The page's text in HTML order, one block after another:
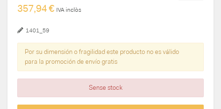
357,94 € IVA inclòs
1401_59
Por su dimensión o fragilidad este producto no es válido
para la promoción de envío gratis
Sense stock